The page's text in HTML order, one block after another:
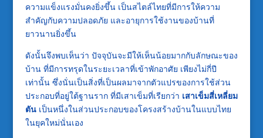
ความแข็งแรงมั่นคงยิ่งขึ้น เป็นสไตล์ไทยที่มีการให้ความ
สำคัญกับความปลอดภัย และอายุการใช้งานของบ้านที่
ยาวนานยิ่งขึ้น
ดังนั้นจึงพบเห็นว่า ปัจจุบันจะมีให้เห็นน้อยมากกับลักษณะของ
บ้าน ที่มีการทรุดในระยะเวลาที่เข้าพักอาศัย เพียงไม่กี่ปี
เท่านั้น ซึ่งนั่นเป็นสิ่งที่เป็นผลมาจากตัวแปรของการใช้ส่วน
ประกอบที่อยู่ใต้ฐานราก ที่มีเสาเข็มที่เรียกว่า เสาเข็มสี่เหลี่ยม
ตันเป็นหนึ่งในส่วนประกอบของโครงสร้างบ้านในแบบไทย
ในยุคใหม่นั่นเอง